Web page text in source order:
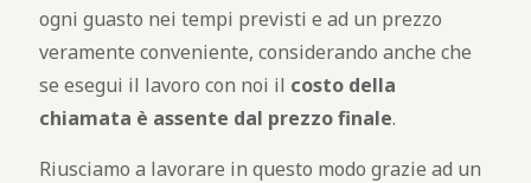
ogni guasto nei tempi previsti e ad un prezzo
veramente conveniente, considerando anche che
se esegui il lavoro con noi il costo della
chiamata è assente dal prezzo finale.
Riusciamo a lavorare in questo modo grazie ad un